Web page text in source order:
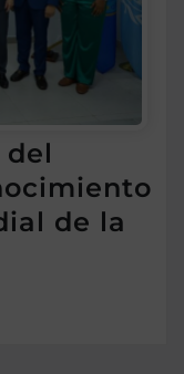
de la